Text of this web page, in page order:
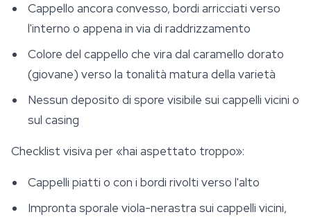
Cappello ancora convesso, bordi arricciati verso
l'interno o appena in via di raddrizzamento
Colore del cappello che vira dal caramello dorato
(giovane) verso la tonalità matura della varietà
Nessun deposito di spore visibile sui cappelli vicini o
sul casing
Checklist visiva per «hai aspettato troppo»:
Cappelli piatti o con i bordi rivolti verso l'alto
Impronta sporale viola-nerastra sui cappelli vicini,